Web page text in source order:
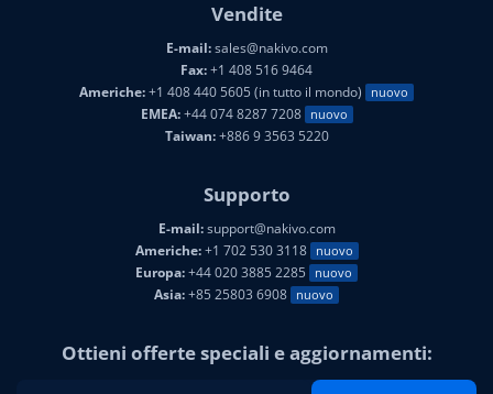
Vendite
E-mail:sales@nakivo.com
Fax:+1 408 516 9464
Americhe:+1 408 440 5605 (in tutto il mondo) nuovo
EMEA:+44 074 8287 7208 nuovo
Taiwan:+886 9 3563 5220
Supporto
E-mail:support@nakivo.com
Americhe:+1 702 530 3118 nuovo
Europa:+44 020 3885 2285 nuovo
Asia:+85 25803 6908 nuovo
Ottieni offerte speciali e aggiornamenti: